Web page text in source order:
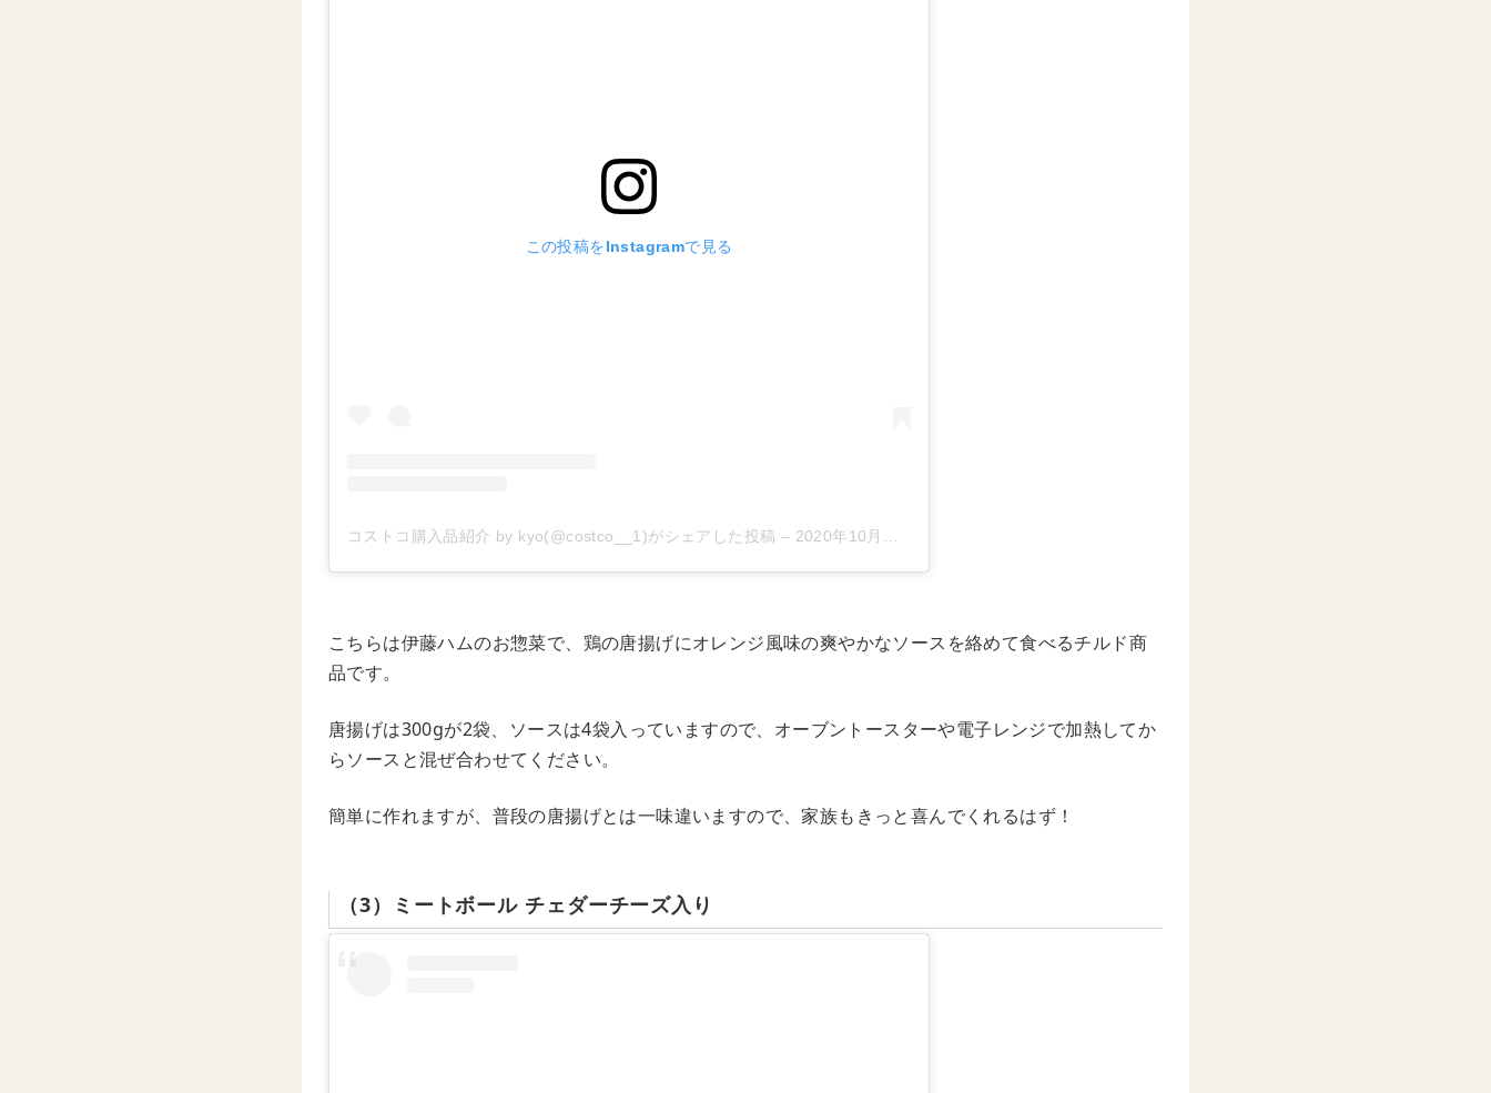
この投稿をInstagramで見る
コストコ購入品紹介 by kyo(@costco__1)がシェアした投稿 – 2020年10月月12日午後10時04分PDT
こちらは伊藤ハムのお惣菜で、鶏の唐揚げにオレンジ風味の爽やかなソースを絡めて食べるチルド商
品です。
唐揚げは300gが2袋、ソースは4袋入っていますので、オーブントースターや電子レンジで加熱してか
らソースと混ぜ合わせてください。
簡単に作れますが、普段の唐揚げとは一味違いますので、家族もきっと喜んでくれるはず！
（3）ミートボール チェダーチーズ入り